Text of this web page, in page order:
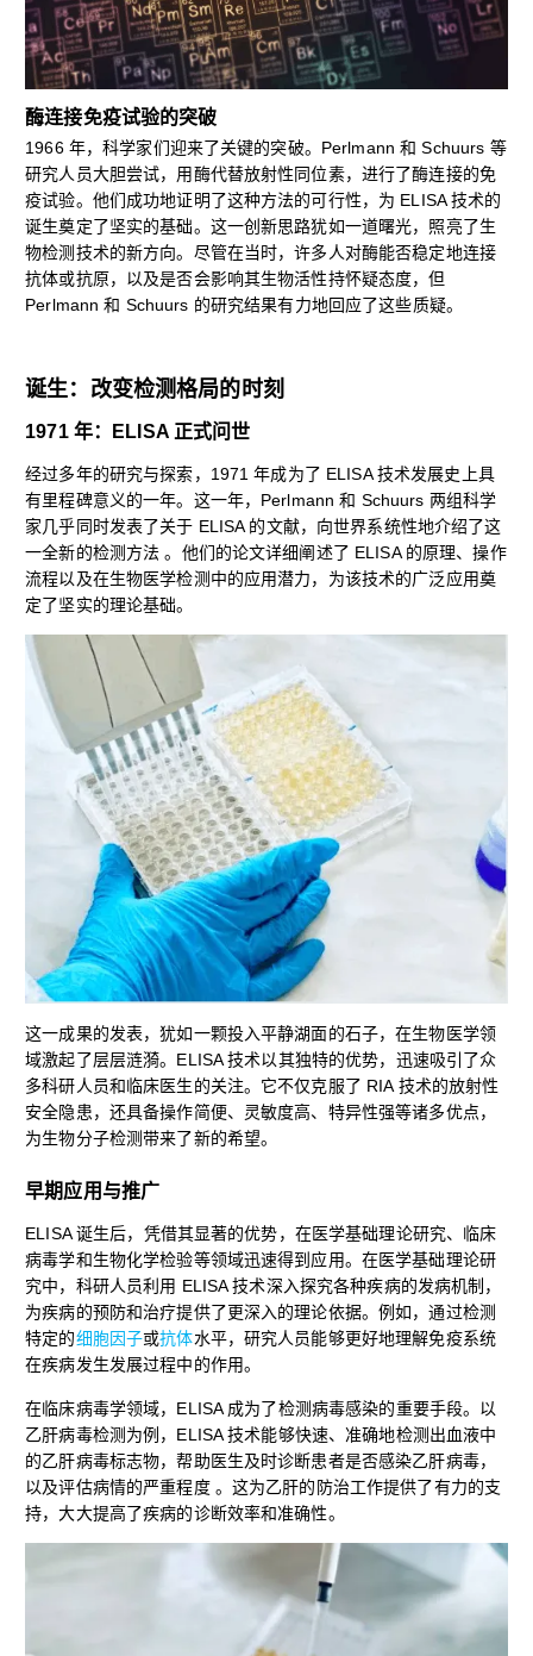
酶连接免疫试验的突破
1966 年，科学家们迎来了关键的突破。Perlmann 和 Schuurs 等
研究人员大胆尝试，用酶代替放射性同位素，进行了酶连接的免
疫试验。他们成功地证明了这种方法的可行性，为 ELISA 技术的
诞生奠定了坚实的基础。这一创新思路犹如一道曙光，照亮了生
物检测技术的新方向。尽管在当时，许多人对酶能否稳定地连接
抗体或抗原，以及是否会影响其生物活性持怀疑态度，但
Perlmann 和 Schuurs 的研究结果有力地回应了这些质疑。
诞生：改变检测格局的时刻
1971 年：ELISA 正式问世
经过多年的研究与探索，1971 年成为了 ELISA 技术发展史上具
有里程碑意义的一年。这一年，Perlmann 和 Schuurs 两组科学
家几乎同时发表了关于 ELISA 的文献，向世界系统性地介绍了这
一全新的检测方法 。他们的论文详细阐述了 ELISA 的原理、操作
流程以及在生物医学检测中的应用潜力，为该技术的广泛应用奠
定了坚实的理论基础。
这一成果的发表，犹如一颗投入平静湖面的石子，在生物医学领
域激起了层层涟漪。ELISA 技术以其独特的优势，迅速吸引了众
多科研人员和临床医生的关注。它不仅克服了 RIA 技术的放射性
安全隐患，还具备操作简便、灵敏度高、特异性强等诸多优点，
为生物分子检测带来了新的希望。
早期应用与推广
ELISA 诞生后，凭借其显著的优势，在医学基础理论研究、临床
病毒学和生物化学检验等领域迅速得到应用。在医学基础理论研
究中，科研人员利用 ELISA 技术深入探究各种疾病的发病机制，
为疾病的预防和治疗提供了更深入的理论依据。例如，通过检测
特定的细胞因子或抗体水平，研究人员能够更好地理解免疫系统
在疾病发生发展过程中的作用。
在临床病毒学领域，ELISA 成为了检测病毒感染的重要手段。以
乙肝病毒检测为例，ELISA 技术能够快速、准确地检测出血液中
的乙肝病毒标志物，帮助医生及时诊断患者是否感染乙肝病毒，
以及评估病情的严重程度 。这为乙肝的防治工作提供了有力的支
持，大大提高了疾病的诊断效率和准确性。